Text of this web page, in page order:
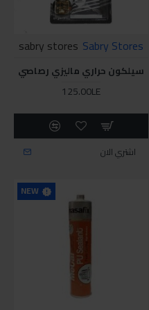
Sabry Stores
sabry stores
سيلكون حراري ماليزي رصاصي
125.00LE
اشتري الان
NEW